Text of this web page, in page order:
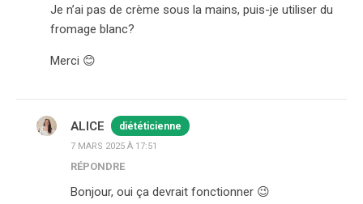
Je n’ai pas de crème sous la mains, puis-je utiliser du
fromage blanc?
Merci 😊
ALICE diététicienne
7 MARS 2025 À 17:51
RÉPONDRE
Bonjour, oui ça devrait fonctionner 😉